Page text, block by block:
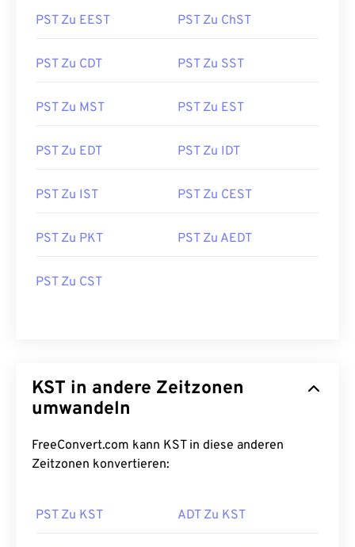
PST Zu EEST PST Zu ChST
PST Zu CDT PST Zu SST
PST Zu MST PST Zu EST
PST Zu EDT PST Zu IDT
PST Zu IST PST Zu CEST
PST Zu PKT PST Zu AEDT
PST Zu CST
KST in andere Zeitzonen
umwandeln
FreeConvert.com kann KST in diese anderen
Zeitzonen konvertieren:
PST Zu KST ADT Zu KST